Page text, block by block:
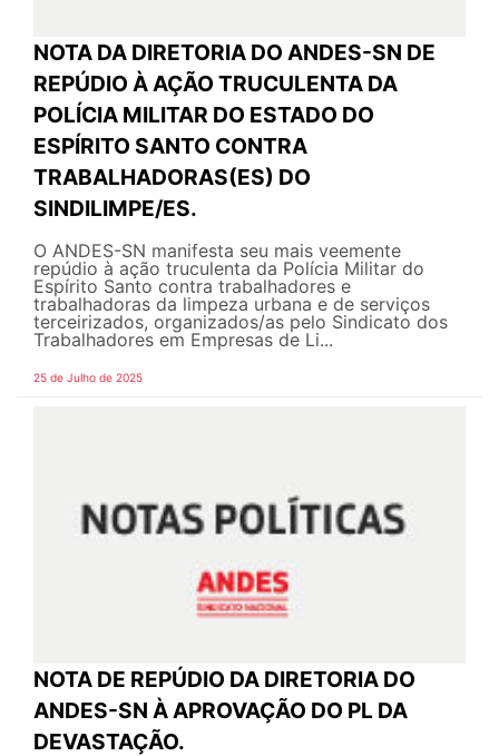
NOTA DA DIRETORIA DO ANDES-SN DE
REPÚDIO À AÇÃO TRUCULENTA DA
POLÍCIA MILITAR DO ESTADO DO
ESPÍRITO SANTO CONTRA
TRABALHADORAS(ES) DO
SINDILIMPE/ES.
O ANDES-SN manifesta seu mais veemente
repúdio à ação truculenta da Polícia Militar do
Espírito Santo contra trabalhadores e
trabalhadoras da limpeza urbana e de serviços
terceirizados, organizados/as pelo Sindicato dos
Trabalhadores em Empresas de Li...
25 de Julho de 2025
NOTA DE REPÚDIO DA DIRETORIA DO
ANDES-SN À APROVAÇÃO DO PL DA
DEVASTAÇÃO.